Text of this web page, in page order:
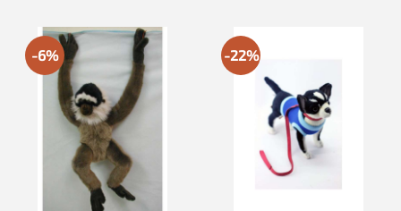
-6% -22%